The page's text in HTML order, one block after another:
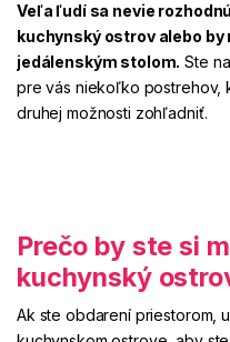
Veľa ľudí sa nevie
kuchynský ostrov alebo
jedálenským stolom. Ste
pre vás niekoľko postrehov,
druhej možnosti zohľadniť.
Prečo by ste si
kuchynský
Ak ste obdarení priestorom,